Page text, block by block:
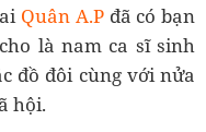
Quân A.Pđã có bạn
là nam ca sĩ sinh
đồ đôi cùng với nửa
hội.